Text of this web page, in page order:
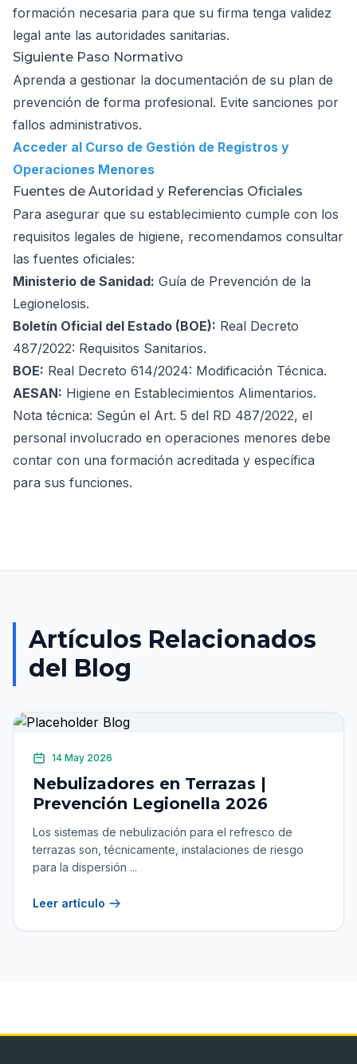
formación necesaria para que su firma tenga validez
legal ante las autoridades sanitarias.
Siguiente Paso Normativo
Aprenda a gestionar la documentación de su plan de
prevención de forma profesional. Evite sanciones por
fallos administrativos.
Acceder al Curso de Gestión de Registros y
Operaciones Menores
Fuentes de Autoridad y Referencias Oficiales
Para asegurar que su establecimiento cumple con los
requisitos legales de higiene, recomendamos consultar
las fuentes oficiales:
Ministerio de Sanidad: Guía de Prevención de la
Legionelosis.
Boletín Oficial del Estado (BOE): Real Decreto
487/2022: Requisitos Sanitarios.
BOE: Real Decreto 614/2024: Modificación Técnica.
AESAN: Higiene en Establecimientos Alimentarios.
Nota técnica: Según el Art. 5 del RD 487/2022, el
personal involucrado en operaciones menores debe
contar con una formación acreditada y específica
para sus funciones.
Artículos Relacionados
del Blog
14 May 2026
Nebulizadores en Terrazas |
Prevención Legionella 2026
Los sistemas de nebulización para el refresco de
terrazas son, técnicamente, instalaciones de riesgo
para la dispersión ...
Leer artículo